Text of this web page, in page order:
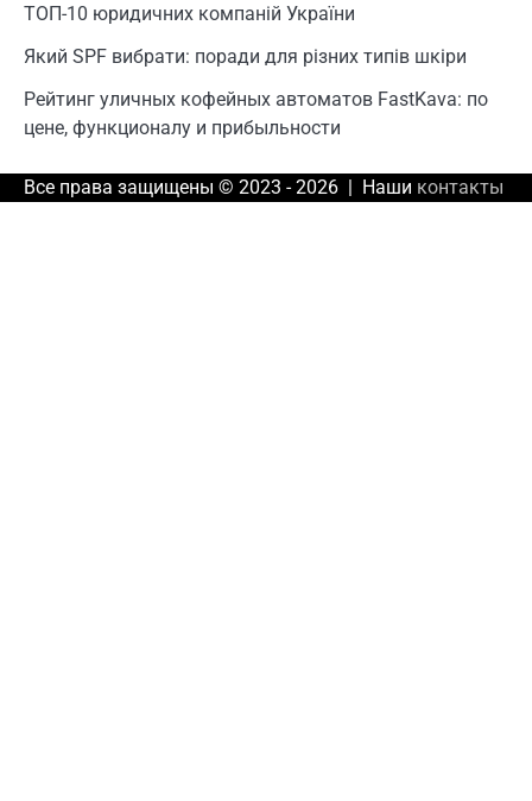
ТОП-10 юридичних компаній України
Який SPF вибрати: поради для різних типів шкіри
Рейтинг уличных кофейных автоматов FastKava: по
цене, функционалу и прибыльности
Все права защищены © 2023 - 2026 | Наши контакты